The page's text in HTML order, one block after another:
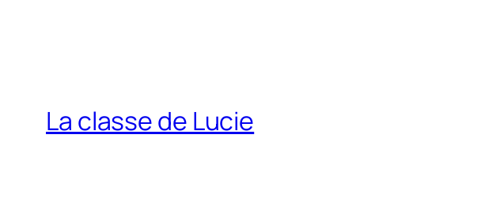
La classe de Lucie